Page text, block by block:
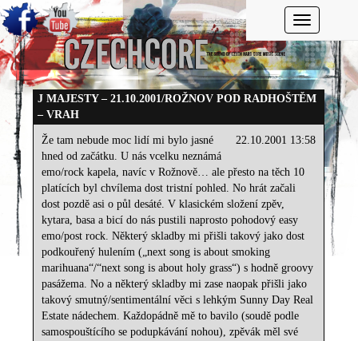
Toggle
J MAJESTY – 21.10.2001/ROŽNOV POD RADHOŠTĚM
– VRAH
22.10.2001 13:58
Že tam nebude moc lidí mi bylo jasné
hned od začátku. U nás vcelku neznámá
emo/rock kapela, navíc v Rožnově… ale přesto na těch 10
platících byl chvílema dost tristní pohled. No hrát začali
dost pozdě asi o půl desáté. V klasickém složení zpěv,
kytara, basa a bicí do nás pustili naprosto pohodový easy
emo/post rock. Některý skladby mi přišli takový jako dost
podkouřený hulením („next song is about smoking
marihuana“/“next song is about holy grass“) s hodně groovy
pasážema. No a některý skladby mi zase naopak přišli jako
takový smutný/sentimentální věci s lehkým Sunny Day Real
Estate nádechem. Každopádně mě to bavilo (soudě podle
samospouštícího se podupkávání nohou), zpěvák měl své